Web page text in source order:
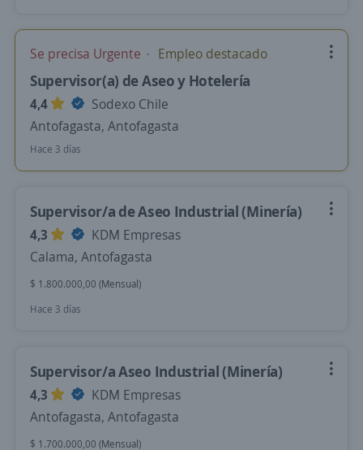
Se precisa Urgente Empleo destacado
Supervisor(a) de Aseo y Hotelería
4,4
Sodexo Chile
Antofagasta, Antofagasta
Hace 3 días
Supervisor/a de Aseo Industrial (Minería)
4,3
KDM Empresas
Calama, Antofagasta
$ 1.800.000,00 (Mensual)
Hace 3 días
Supervisor/a Aseo Industrial (Minería)
4,3
KDM Empresas
Antofagasta, Antofagasta
$ 1.700.000,00 (Mensual)